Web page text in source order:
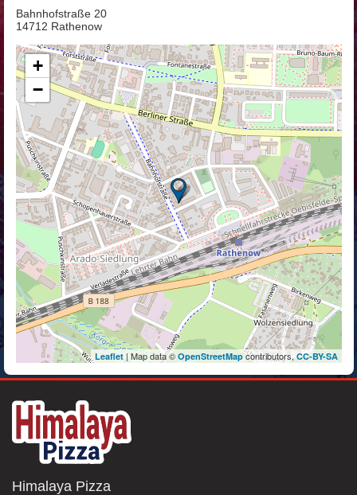
Bahnhofstraße 20
14712 Rathenow
+
−
Leaflet| Map data © OpenStreetMapcontributors,CC-BY-SA
Himalaya Pizza